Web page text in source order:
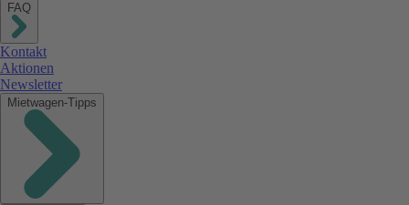
FAQ
Kontakt
Aktionen
Newsletter
Mietwagen-Tipps